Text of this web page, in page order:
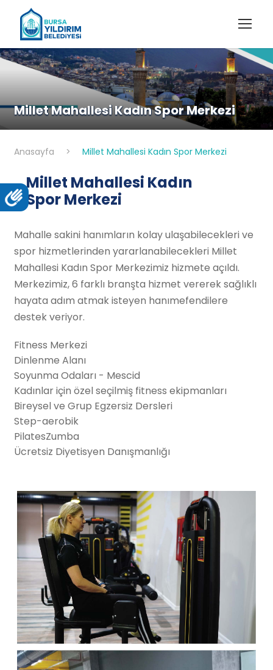
Millet Mahallesi Kadın Spor Merkezi
Anasayfa > Millet Mahallesi Kadın Spor Merkezi
Millet Mahallesi Kadın
Spor Merkezi
Mahalle sakini hanımların kolay ulaşabilecekleri ve
spor hizmetlerinden yararlanabilecekleri Millet
Mahallesi Kadın Spor Merkezimiz hizmete açıldı.
Merkezimiz, 6 farklı branşta hizmet vererek sağlıklı
hayata adım atmak isteyen hanımefendilere
destek veriyor.
Fitness Merkezi
Dinlenme Alanı
Soyunma Odaları - Mescid
Kadınlar için özel seçilmiş fitness ekipmanları
Bireysel ve Grup Egzersiz Dersleri
Step-aerobik
PilatesZumba
Ücretsiz Diyetisyen Danışmanlığı